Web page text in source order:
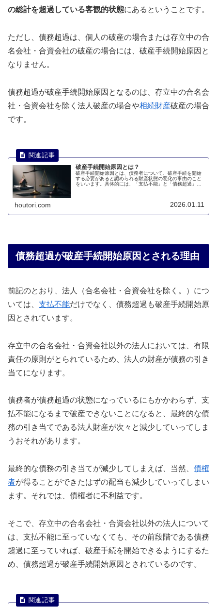
の総計を超過している客観的状態にあるということです。
ただし、債務超過は、個人の破産の場合または存立中の合
名会社・合資会社の破産の場合には、破産手続開始原因と
なりません。
債務超過が破産手続開始原因となるのは、存立中の合名会
社・合資会社を除く法人破産の場合や相続財産破産の場合
です。
破産手続開始原因とは？
破産手続開始原因とは、債務者について、破産手続を開始
する必要があると認められる財産状態の悪化の事由のこと
をいいます。具体的には、「支払不能」と「債務超過」の
houtori.com 2026.01.11
債務超過が破産手続開始原因とされる理由
前記のとおり、法人（合名会社・合資会社を除く。）につ
いては、 支払不能だけでなく、債務超過も破産手続開始原
因とされています。
存立中の合名会社・合資会社以外の法人においては、有限
責任の原則がとられているため、法人の財産が債務の引き
当てになります。
債務者が債務超過の状態になっているにもかかわらず、支
払不能になるまで破産できないことになると、最終的な債
務の引き当てである法人財産が次々と減少していってしま
うおそれがあります。
最終的な債務の引き当てが減少してしまえば、当然、 債権
者が得ることができたはずの配当も減少していってしまい
ます。それでは、債権者に不利益です。
そこで、存立中の合名会社・合資会社以外の法人について
は、支払不能に至っていなくても、その前段階である債務
超過に至っていれば、破産手続を開始できるようにするた
め、債務超過が破産手続開始原因とされているのです。